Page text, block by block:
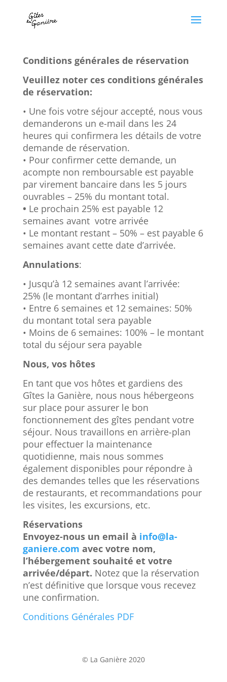
Conditions générales de réservation
Veuillez noter ces conditions générales
de réservation:
• Une fois votre séjour accepté, nous vous
demanderons un e-mail dans les 24
heures qui confirmera les détails de votre
demande de réservation.
• Pour confirmer cette demande, un
acompte non remboursable est payable
par virement bancaire dans les 5 jours
ouvrables – 25% du montant total.
• Le prochain 25% est payable 12
semaines avant votre arrivée
• Le montant restant – 50% – est payable 6
semaines avant cette date d’arrivée.
Annulations:
• Jusqu’à 12 semaines avant l’arrivée:
25% (le montant d’arrhes initial)
• Entre 6 semaines et 12 semaines: 50%
du montant total sera payable
• Moins de 6 semaines: 100% – le montant
total du séjour sera payable
Nous, vos hôtes
En tant que vos hôtes et gardiens des
Gîtes la Ganière, nous nous hébergeons
sur place pour assurer le bon
fonctionnement des gîtes pendant votre
séjour. Nous travaillons en arrière-plan
pour effectuer la maintenance
quotidienne, mais nous sommes
également disponibles pour répondre à
des demandes telles que les réservations
de restaurants, et recommandations pour
les visites, les excursions, etc.
Réservations
Envoyez-nous un email à info@la-
ganiere.com avec votre nom,
l’hébergement souhaité et votre
arrivée/départ. Notez que la réservation
n’est définitive que lorsque vous recevez
une confirmation.
Conditions Générales PDF
© La Ganière 2020